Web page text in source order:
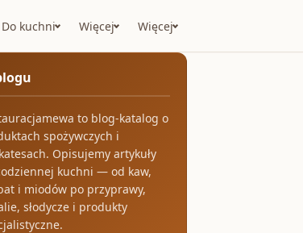
Do kuchni Więcej Więcej
to blog-katalog o
spożywczych i
Opisujemy artykuły
kuchni — od kaw,
i miodów po przyprawy,
słodycze i produkty